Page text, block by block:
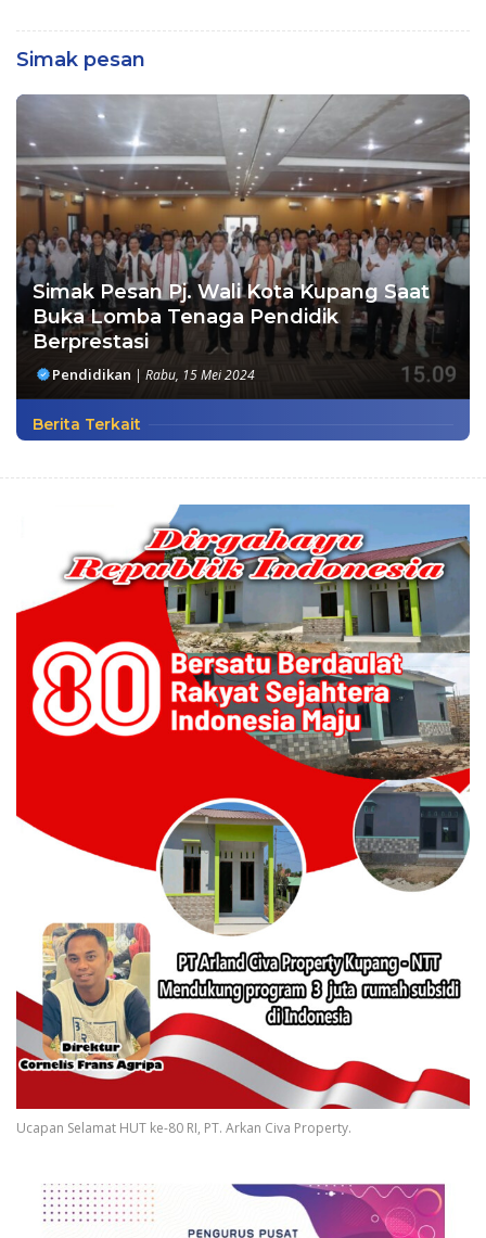
Simak pesan
Simak Pesan Pj. Wali Kota Kupang Saat
Buka Lomba Tenaga Pendidik
Berprestasi
Pendidikan | Rabu, 15 Mei 2024
Berita Terkait
Ucapan Selamat HUT ke-80 RI, PT. Arkan Civa Property.